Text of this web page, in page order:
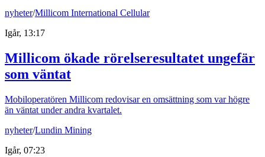
nyheter/Millicom International Cellular
Igår, 13:17
Millicom ökade rörelseresultatet ungefär
som väntat
Mobiloperatören Millicom redovisar en omsättning som var högre
än väntat under andra kvartalet.
nyheter/Lundin Mining
Igår, 07:23